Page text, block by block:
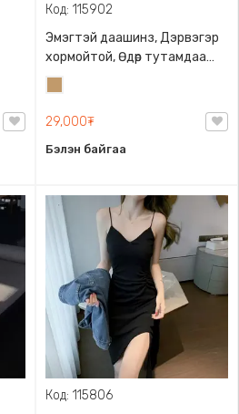
Код: 115902
Эмэгтэй даашинз, Дэрвэгэр
хормойтой, Өдөр тутамдаа
өмсөхөд тохиромжтой дэгжин
загвартай
29,000₮
Бэлэн байгаа
Код: 115806